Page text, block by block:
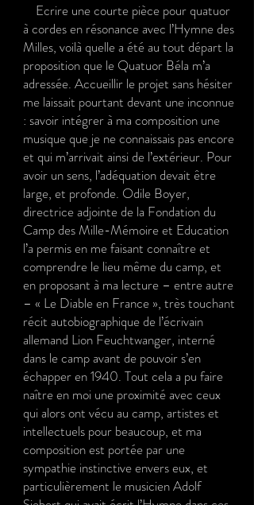
Ecrire une courte pièce pour quatuor
à cordes en résonance avec l’Hymne des
Milles, voilà quelle a été au tout départ la
proposition que le Quatuor Béla m’a
adressée. Accueillir le projet sans hésiter
me laissait pourtant devant une inconnue
: savoir intégrer à ma composition une
musique que je ne connaissais pas encore
et qui m’arrivait ainsi de l’extérieur. Pour
avoir un sens, l’adéquation devait être
large, et profonde. Odile Boyer,
directrice adjointe de la Fondation du
Camp des Mille-Mémoire et Education
l’a permis en me faisant connaître et
comprendre le lieu même du camp, et
en proposant à ma lecture – entre autre
– « Le Diable en France », très touchant
récit autobiographique de l’écrivain
allemand Lion Feuchtwanger, interné
dans le camp avant de pouvoir s’en
échapper en 1940. Tout cela a pu faire
naître en moi une proximité avec ceux
qui alors ont vécu au camp, artistes et
intellectuels pour beaucoup, et ma
composition est portée par une
sympathie instinctive envers eux, et
particulièrement le musicien Adolf